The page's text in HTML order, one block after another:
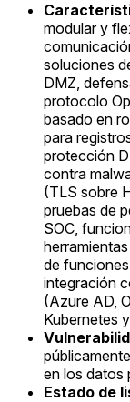
modular y
soluciones
DMZ,
protocolo
basado en
para
protección
contra
(TLS sobre
pruebas de
SOC,
de
integración
(Azure AD,
Kubernetes
en los datos
Estado de